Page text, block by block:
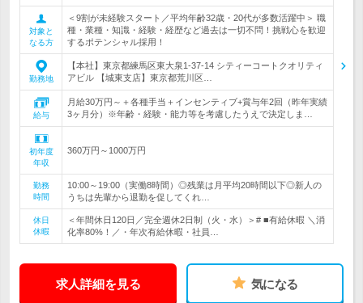
対象と
なる方
＜9割が未経験スタート／平均年齢32歳・20代が多数活躍中＞ 職
種・業種・知識・経験・経歴など過去は一切不問！挑戦心を歓迎
するポテンシャル採用！
勤務地
【本社】東京都練馬区東大泉1-37-14 シティーコートクオリティ
アビル 【城東支店】東京都荒川区…
給与
月給30万円～＋各種手当＋インセンティブ+賞与年2回（昨年実績
3ヶ月分）※年齢・経験・能力等を考慮したうえで決定しま…
初年度
年収
360万円～1000万円
勤務
時間
10:00～19:00（実働8時間）◎残業は月平均20時間以下◎新人の
うちは先輩から退勤を促してくれ…
休日
休暇
＜年間休日120日／完全週休2日制（火・水）＞# ■有給休暇 ＼消
化率80%！／・年次有給休暇・社員…
求人詳細を見る 気になる